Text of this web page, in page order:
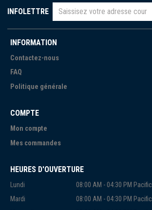
INFOLETTRE
INFORMATION
Contactez-nous
FAQ
Politique générale
COMPTE
Mon compte
Mes commandes
HEURES D'OUVERTURE
Lundi
08:00 AM - 04:30 PM Pacific
Mardi
08:00 AM - 04:30 PM Pacific